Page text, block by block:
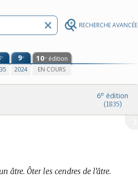
RECHERCHE AVANCÉE
e 9e
2024
10e édition
EN COURS
6e édition
(1835)
âtre. Ôter les cendres de l’âtre.